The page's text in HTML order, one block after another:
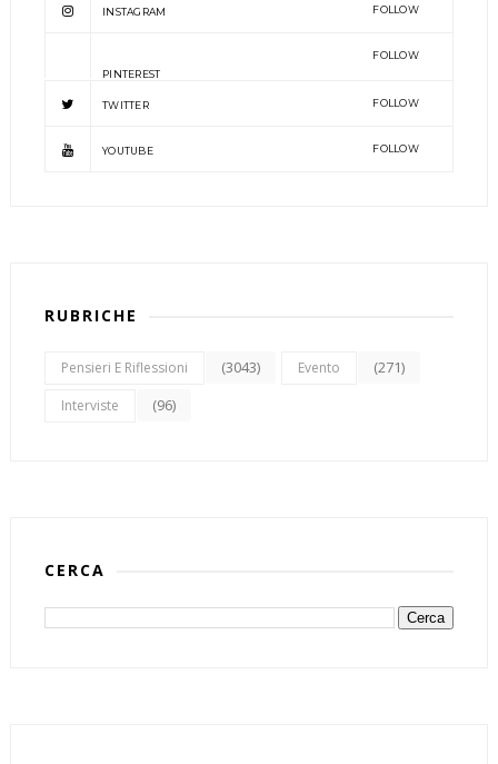
INSTAGRAM FOLLOW
PINTEREST
FOLLOW
TWITTER FOLLOW
YOUTUBE FOLLOW
RUBRICHE
Pensieri E Riflessioni (3043) Evento (271)
Interviste (96)
CERCA